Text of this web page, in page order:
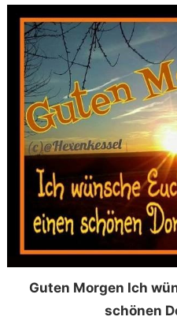
Guten Morgen Ich
schönen